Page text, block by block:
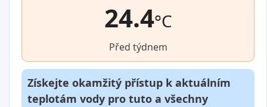
24.4°C
Před týdnem
Získejte okamžitý přístup k aktuálním
teplotám vody pro tuto a všechny